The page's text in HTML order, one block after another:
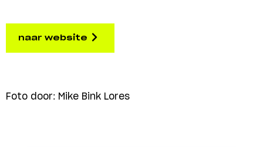
naar website
Foto door: Mike Bink Lores